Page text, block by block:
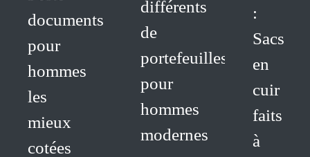
documents
pour
hommes
les
mieux
cotées
différents
de
portefeuilles
pour
hommes
modernes
:
Sacs
en
cuir
faits
à